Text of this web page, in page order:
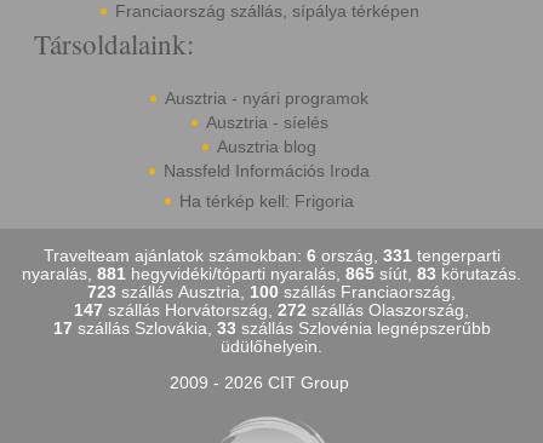
Franciaország szállás, sípálya térképen
Társoldalaink:
Ausztria - nyári programok
Ausztria - síelés
Ausztria blog
Nassfeld Információs Iroda
Ha térkép kell: Frigoria
Travelteam ajánlatok számokban: 6ország, 331tengerparti
nyaralás, 881 hegyvidéki/tóparti nyaralás, 865 síút, 83 körutazás.
723 szállás Ausztria, 100 szállás Franciaország,
147 szállás Horvátország, 272 szállás Olaszország,
17 szállás Szlovákia, 33 szállás Szlovénia legnépszerűbb
üdülőhelyein.
2009 - 2026 CIT Group